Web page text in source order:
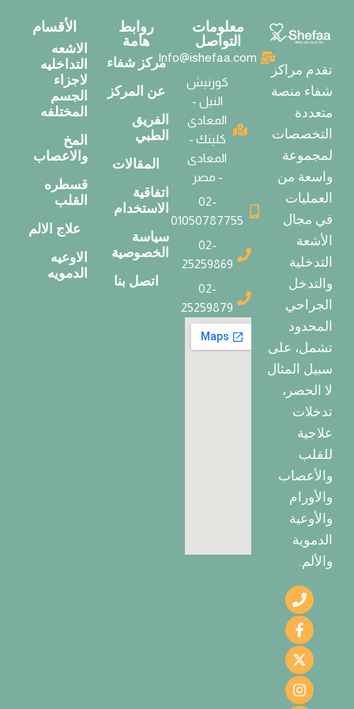
تقدم مراكز
شفاء منصة
متعددة
التخصصات
لمجموعة
واسعة من
العمليات
في مجال
الأشعة
التدخلية
والتدخل
الجراحي
المحدود
تشمل، على
سبيل المثال
لا الحصر،
تدخلات
علاجية
للقلب
والأعصاب
والأورام
والأوعية
الدموية
والألم.
روابط
هامة
مركز شفاء
عن المركز
الفريق
الطبي
المقالات
اتفاقية
الاستخدام
سياسة
الخصوصية
اتصل بنا
الأقسام
الاشعه
التداخليه
لاجزاء
الجسم
المختلفه
المخ
والاعصاب
قسطره
القلب
علاج الالم
الاوعيه
الدمويه
معلومات
التواصل
Info@ishefaa.com
كورنيش
النيل -
المعادى
كلينك -
المعادى
- مصر
02-
01050787755
02-
25259869
02-
25259879